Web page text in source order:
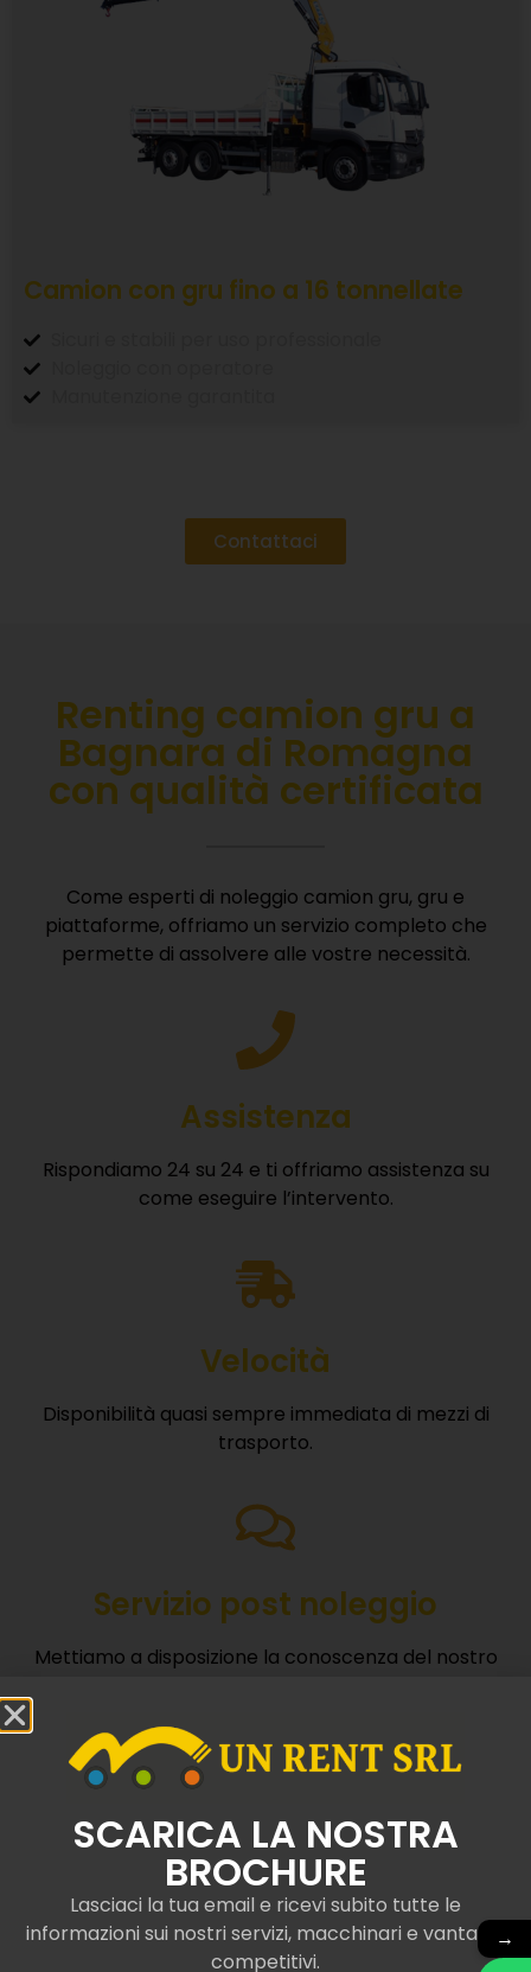
Camion con gru fino a 16 tonnellate
Contattaci
Renting camion gru a
Bagnara di Romagna
con qualità certificata
Come esperti di noleggio camion gru, gru e
piattaforme, offriamo un servizio completo che
permette di assolvere alle vostre necessità.
Assistenza
Rispondiamo 24 su 24 e ti offriamo assistenza su
come eseguire l’intervento.
Velocità
Disponibilità quasi sempre immediata di mezzi di
trasporto.
Servizio post noleggio
Mettiamo a disposizione la conoscenza del nostro
Contattaci
Camion con gru e →
SCARICA LA NOSTRA
BROCHURE
Lasciaci la tua email e ricevi subito tutte le
informazioni sui nostri servizi, macchinari e vantaggi
competitivi.